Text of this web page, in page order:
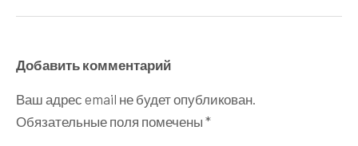
Добавить комментарий
Ваш адрес email не будет опубликован.
Обязательные поля помечены *